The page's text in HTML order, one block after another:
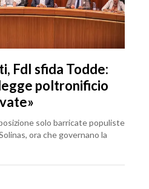
FdI sfida Todde:
poltronificio
solo barricate populiste
ora che governano la